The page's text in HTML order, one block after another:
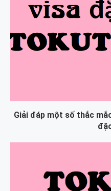
Giải đáp một số thắc